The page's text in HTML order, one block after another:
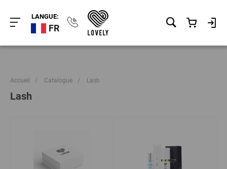
LANGUE:
FR
Accueil / Catalogue / Lash
Lash